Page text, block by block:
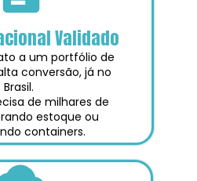
Validado
a um portfólio de
conversão, já no
Brasil.
de milhares de
estoque ou
containers.